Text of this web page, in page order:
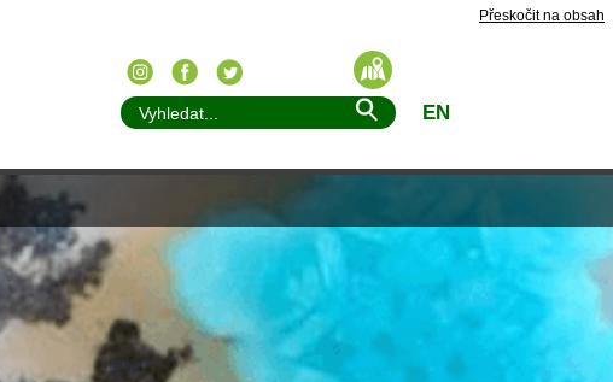
Přeskočit na obsah
EN